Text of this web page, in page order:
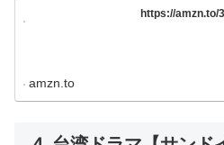
https://amzn.to/
amzn.to